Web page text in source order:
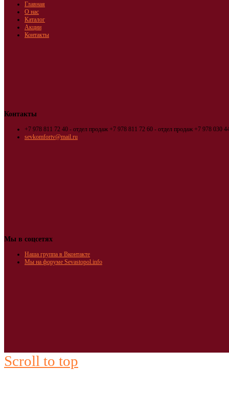
Главная
О нас
Каталог
Акции
Контакты
Контакты
+7 978 811 72 40 - отдел продаж +7 978 811 72 60 - отдел продаж +7 978 030
sevkomfortv@mail.ru
Мы в соцсетях
Наша группа в Вконтакте
Мы на форуме Sevastopol.info
Scroll to top